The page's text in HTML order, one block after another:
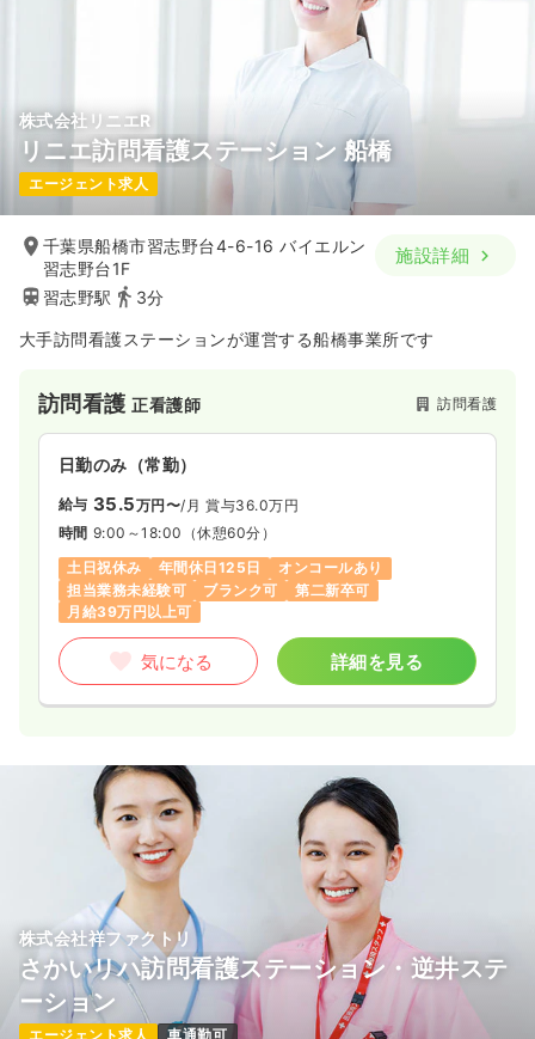
株式会社リニエR
リニエ訪問看護ステーション 船橋
エージェント求人
千葉県船橋市習志野台4-6-16 バイエルン
習志野台1F
習志野駅
3分
施設詳細
大手訪問看護ステーションが運営する船橋事業所です
訪問看護正看護師 訪問看護
日勤のみ（常勤）
給与 35.5万円〜/月 賞与36.0万円
時間 9:00～18:00 （休憩60分）
土日祝休み
年間休日125日
オンコールあり
担当業務未経験可
ブランク可
第二新卒可
月給39万円以上可
気になる 詳細を見る
株式会社祥ファクトリ
さかいリハ訪問看護ステーション・逆井ステ
ーション
エージェント求人 車通勤可